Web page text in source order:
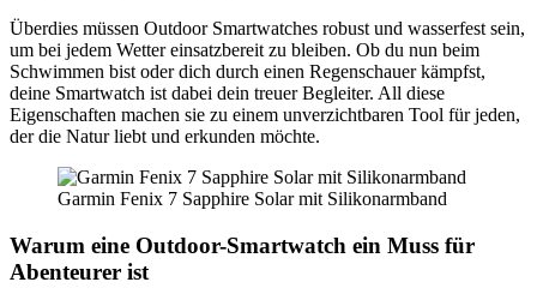
Überdies müssen Outdoor Smartwatches robust und wasserfest sein,
um bei jedem Wetter einsatzbereit zu bleiben. Ob du nun beim
Schwimmen bist oder dich durch einen Regenschauer kämpfst,
deine Smartwatch ist dabei dein treuer Begleiter. All diese
Eigenschaften machen sie zu einem unverzichtbaren Tool für jeden,
der die Natur liebt und erkunden möchte.
Garmin Fenix 7 Sapphire Solar mit Silikonarmband
Warum eine Outdoor-Smartwatch ein Muss für
Abenteurer ist